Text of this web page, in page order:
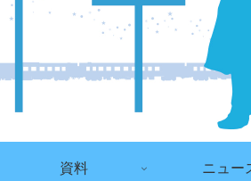
資料 ニュー